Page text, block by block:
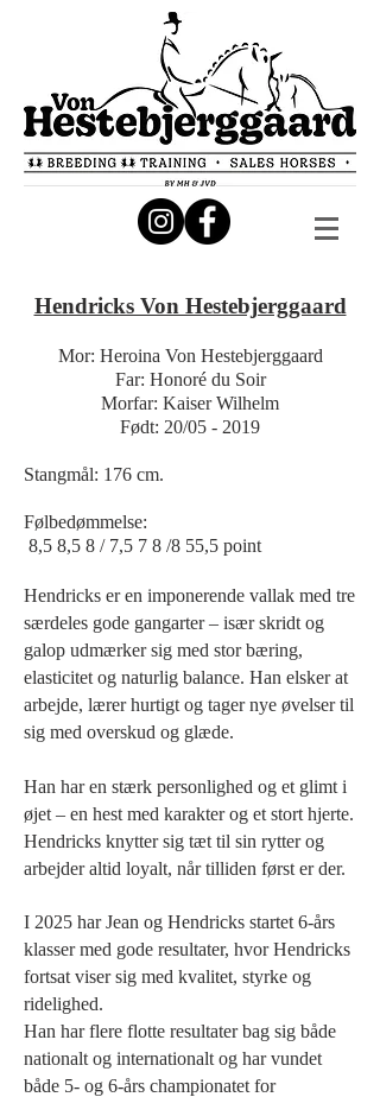
Hendricks Von Hestebjerggaard
Mor: Heroina Von Hestebjerggaard
Far: Honoré du Soir
Morfar: Kaiser Wilhelm
Født: 20/05 - 2019
Stangmål: 176 cm.
Følbedømmelse:
8,5 8,5 8 / 7,5 7 8 /8 55,5 point
Hendricks er en imponerende vallak med tre
særdeles gode gangarter – især skridt og
galop udmærker sig med stor bæring,
elasticitet og naturlig balance. Han elsker at
arbejde, lærer hurtigt og tager nye øvelser til
sig med overskud og glæde.
Han har en stærk personlighed og et glimt i
øjet – en hest med karakter og et stort hjerte.
Hendricks knytter sig tæt til sin rytter og
arbejder altid loyalt, når tilliden først er der.
I 2025 har Jean og Hendricks startet 6-års
klasser med gode resultater, hvor Hendricks
fortsat viser sig med kvalitet, styrke og
ridelighed.
Han har flere flotte resultater bag sig både
nationalt og internationalt og har vundet
både 5- og 6-års championatet for